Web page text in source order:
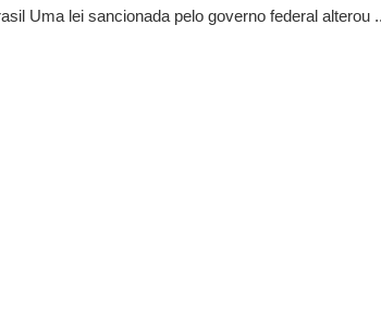
Uma lei sancionada pelo governo federal alterou